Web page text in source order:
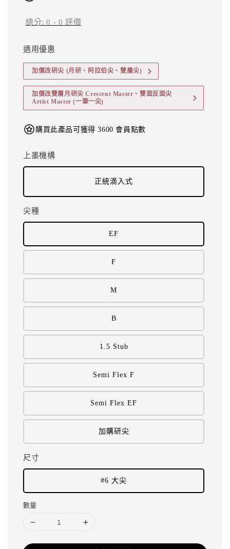
總分:0 - 0 評價
適用優惠
加價改研尖 (月研、阿拉伯尖、雙層尖)
加價改雙層月研尖 Crescent Master、雙面反面尖
Artist Master (一筆一尖)
購買此產品可獲得 3600 會員點數
上墨機構
正統滴入式
尖種
EF
F
M
B
1.5 Stub
Semi Flex F
Semi Flex EF
加購研尖
尺寸
#6 大尖
數量